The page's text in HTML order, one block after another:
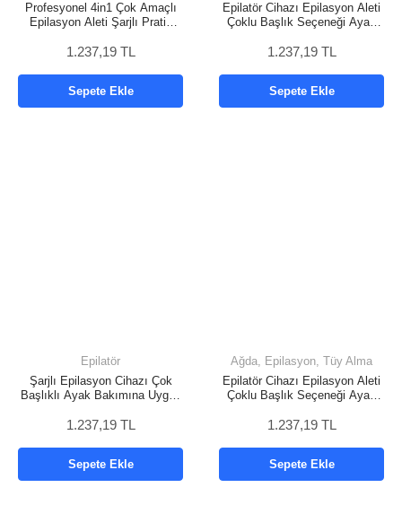
Profesyonel 4in1 Çok Amaçlı
Epilasyon Aleti Şarjlı Pratik
1.237,19 TL
Sepete Ekle
Epilatör Cihazı Epilasyon Aleti
Çoklu Başlık Seçeneği Ayak
1.237,19 TL
Sepete Ekle
Epilatör
Şarjlı Epilasyon Cihazı Çok
Başlıklı Ayak Bakımına Uygun
1.237,19 TL
Sepete Ekle
Ağda, Epilasyon, Tüy Alma
Epilatör Cihazı Epilasyon Aleti
Çoklu Başlık Seçeneği Ayak
1.237,19 TL
Sepete Ekle